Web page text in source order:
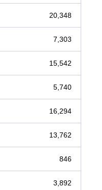
20,348
7,303
15,542
5,740
16,294
13,762
846
3,892